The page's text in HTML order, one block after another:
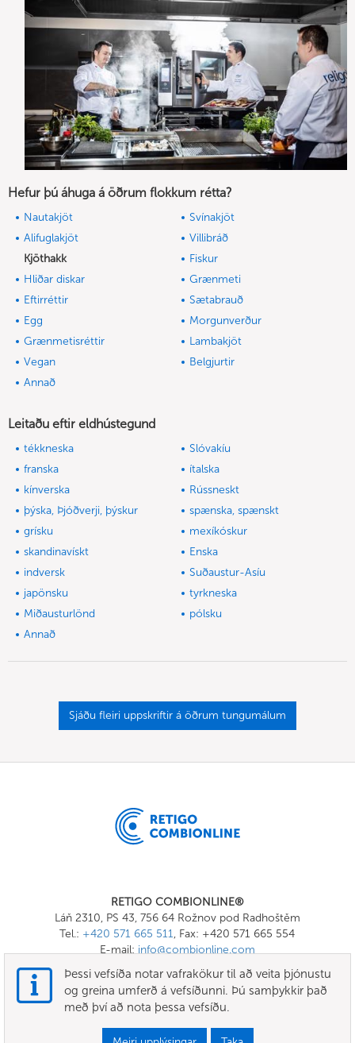
Hefur þú áhuga á öðrum flokkum rétta?
Nautakjöt
Svínakjöt
Alifuglakjöt
Villibráð
Kjöthakk
Fiskur
Hliðar diskar
Grænmeti
Eftirréttir
Sætabrauð
Egg
Morgunverður
Grænmetisréttir
Lambakjöt
Vegan
Belgjurtir
Annað
Leitaðu eftir eldhústegund
tékkneska
Slóvakíu
franska
ítalska
kínverska
Rússneskt
þýska, Þjóðverji, þýskur
spænska, spænskt
grísku
mexíkóskur
skandinavískt
Enska
indversk
Suðaustur-Asíu
japönsku
tyrkneska
Miðausturlönd
pólsku
Annað
Sjáðu fleiri uppskriftir á öðrum tungumálum
RETIGO COMBIONLINE®
Láň 2310, PS 43, 756 64 Rožnov pod Radhoštěm
Tel.: +420 571 665 511, Fax: +420 571 665 554
E-mail: info@combionline.com
OnlineMenu
SKILMÁLAR OG SKILYRÐI
Þessi vefsíða notar vafrakökur til að veita þjónustu
og greina umferð á vefsíðunni. Þú samþykkir það
með því að nota þessa vefsíðu.